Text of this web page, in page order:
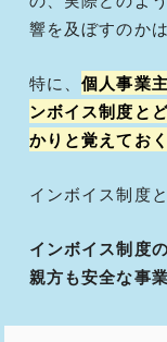
響を及ぼすのか
特に、個人事業
ンボイス制度と
かりと覚えてお
インボイス制度
インボイス制度
親方も安全な事